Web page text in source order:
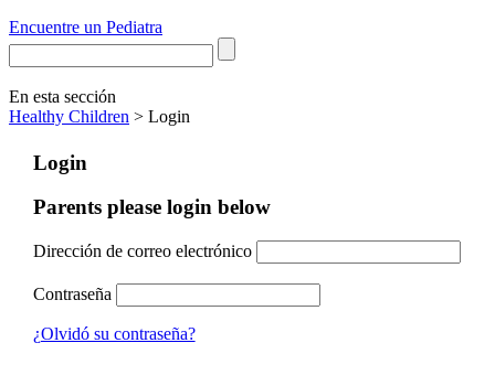
Encuentre un Pediatra
En esta sección
Healthy Children > Login
Login
Parents please login below
Dirección de correo electrónico
Contraseña
¿Olvidó su contraseña?